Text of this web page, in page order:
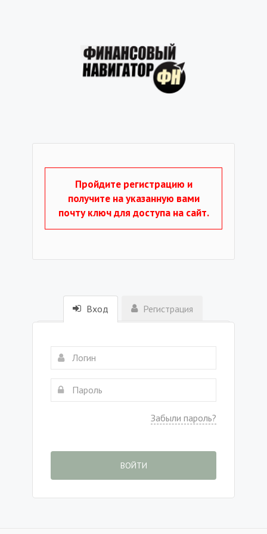
Пройдите регистрацию и
получите на указанную вами
почту ключ для доступа на сайт.
Вход Регистрация
Забыли пароль?
ВОЙТИ